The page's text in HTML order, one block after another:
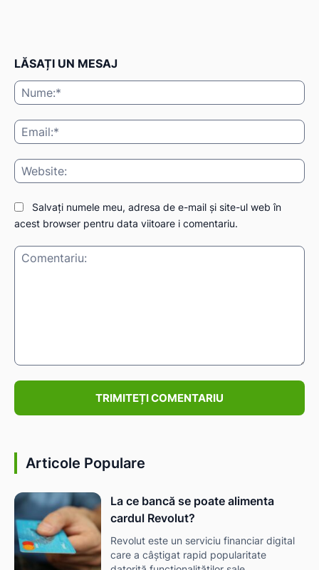
LĂSAȚI UN MESAJ
Salvați numele meu, adresa de e-mail și site-ul web în
acest browser pentru data viitoare i comentariu.
Articole Populare
La ce bancă se poate alimenta
cardul Revolut?
Revolut este un serviciu financiar digital
care a câștigat rapid popularitate